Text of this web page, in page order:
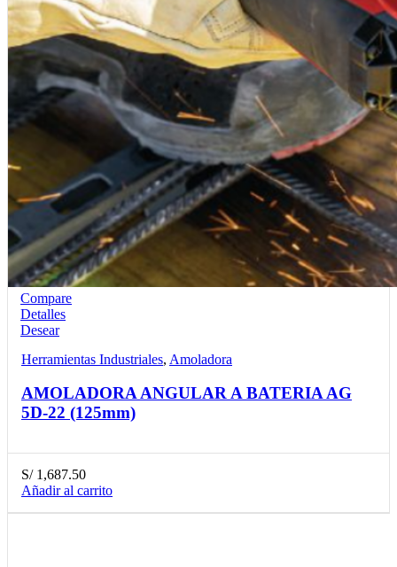
Compare
Detalles
Desear
Herramientas Industriales, Amoladora
AMOLADORA ANGULAR A BATERIA AG
5D-22 (125mm)
S/1,687.50
Añadir al carrito